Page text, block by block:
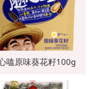
嗑原味葵花籽100g